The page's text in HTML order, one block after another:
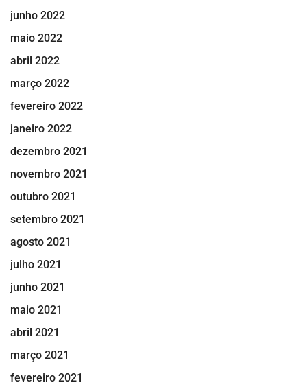
junho 2022
maio 2022
abril 2022
março 2022
fevereiro 2022
janeiro 2022
dezembro 2021
novembro 2021
outubro 2021
setembro 2021
agosto 2021
julho 2021
junho 2021
maio 2021
abril 2021
março 2021
fevereiro 2021